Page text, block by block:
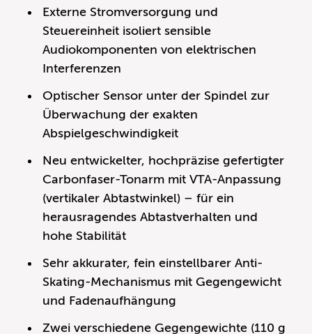
Externe Stromversorgung und
Steuereinheit isoliert sensible
Audiokomponenten von elektrischen
Interferenzen
Optischer Sensor unter der Spindel zur
Überwachung der exakten
Abspielgeschwindigkeit
Neu entwickelter, hochpräzise gefertigter
Carbonfaser-Tonarm mit VTA-Anpassung
(vertikaler Abtastwinkel) – für ein
herausragendes Abtastverhalten und
hohe Stabilität
Sehr akkurater, fein einstellbarer Anti-
Skating-Mechanismus mit Gegengewicht
und Fadenaufhängung
Zwei verschiedene Gegengewichte (110 g